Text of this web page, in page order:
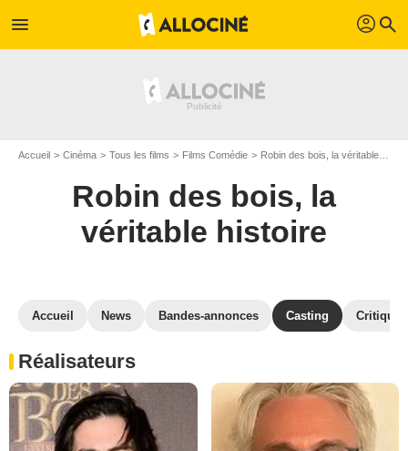
menu profil search
Accueil Cinéma Tous les films Films Comédie Robin des bois, la véritable histoire
Robin des bois, la
véritable histoire
Accueil News Bandes-annonces Casting
Réalisateurs